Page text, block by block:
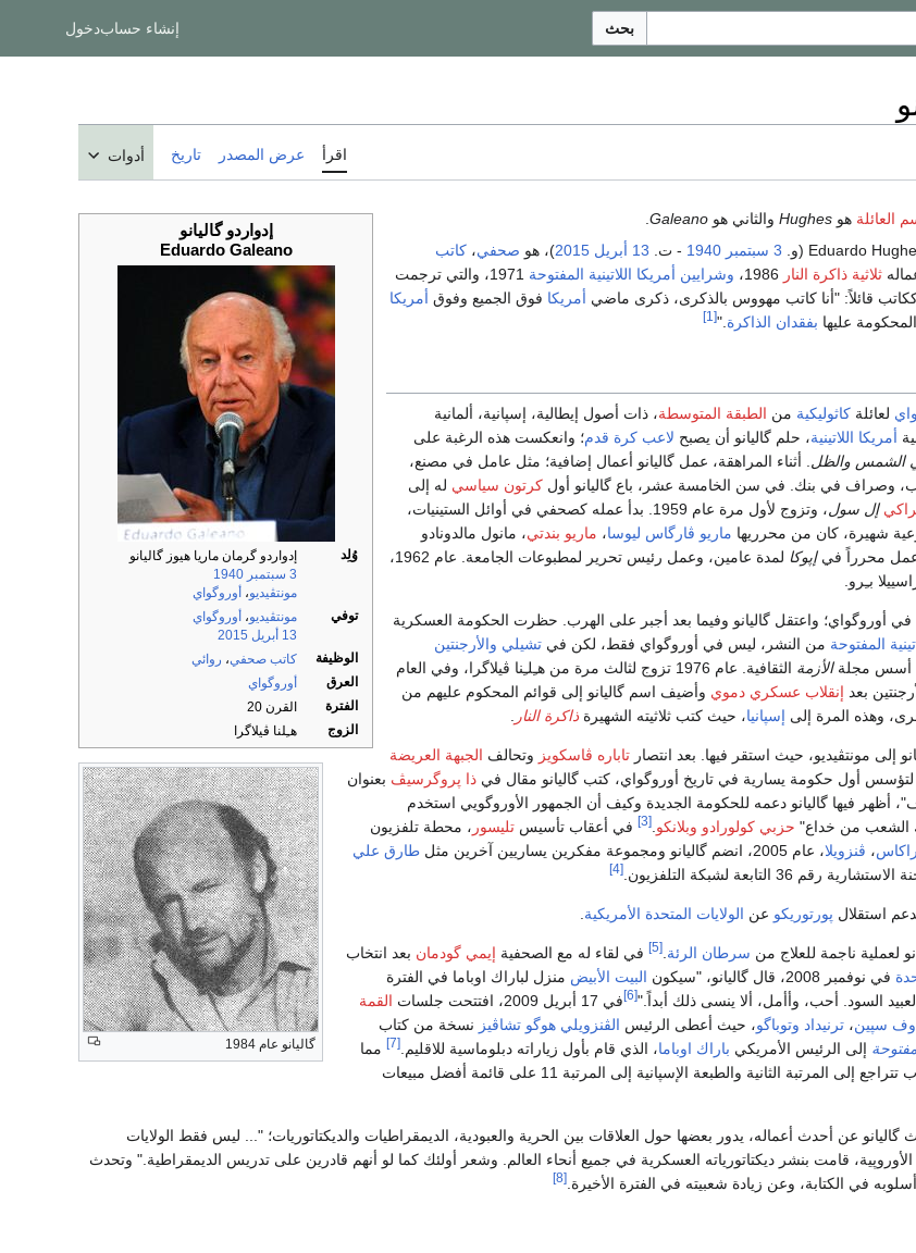
بحث إنشاء حسابدخول
اقرأ عرض المصدر تاريخ أدوات
إدواردو گاليانو
Eduardo Galeano
وُلِد
إدواردو گرمان ماريا هيوز گاليانو
3 سبتمبر
1940
مونتڤيديو، أوروگواي
توفي
مونتڤيديو، أوروگواي
13 أبريل
2015
الوظيفة
كاتب صحفي، روائي
العرق
أوروگواي
الفترة
القرن 20
الزوج
هـِلنا ڤيلاگرا
العائلة هو Hughes والثاني هو Galeano
3 سبتمبر 1940 - ت. 13 أبريل 2015)، هو صحفي، كاتب
ثلاثية ذاكرة النار وشرايين أمريكا اللاتينية المفتوحة
1971، والتي ترجمت
أمريكا فوق الجميع وفوق أمريكا
عليها بفقدان الذاكرة ."
[1]
لعائلة كاثوليكية من الطبقة المتوسطة، ذات أصول إيطالية، إسپانية، ألمانية
أمريكا اللاتينية، حلم گاليانو أن يصبح لاعب كرة قدم؛ وانعكست هذه الرغبة على
الشمس والظل. أثناء المراهقة، عمل گاليانو أعمال إضافية؛ مثل عامل في مصنع،
وصراف في بنك. في سن الخامسة عشر، باع گاليانو أول كرتون سياسي له إلى
إل سول
، وتزوج لأول مرة عام 1959. بدأ عمله كصحفي في أوائل الستينيات،
شهيرة، كان من محرريها ماريو ڤارگاس ليوسا، ماريو بندتي، مانول مالدونادو
محرراً فيإپوكا
لمدة عامين، وعمل رئيس تحرير لمطبوعات الجامعة. عام 1962،
بـِرو.
في أوروگواي؛ واعتقل گاليانو وفيما بعد أجبر على الهرب. حظرت الحكومة العسكرية
المفتوحة من النشر، ليس في أوروگواي فقط، لكن في تشيلي والأرجنتين
أسس مجلةالأزمة
الثقافية. عام 1976 تزوج لثالث مرة من هـِلـِنا ڤيلاگرا، وفي العام
بعد إنقلاب عسكري دموي وأضيف اسم گاليانو إلى قوائم المحكوم عليهم من
وهذه المرة إلى إسپانيا، حيث كتب ثلاثيته الشهيرة ذاكرة النار .
گاليانو عام 1984
تاباره ڤاسكويز وتحالف الجبهة العريضة
لتؤسس أول حكومة يسارية في تاريخ أوروگواي، كتب گاليانو مقال في ذا پروگرسيڤ بعنوان
فيها گاليانو دعمه للحكومة الجديدة وكيف أن الجمهور الأوروگويي استخدم
الشعب من خداع" حزبي كولورادو وبلانكو.
[3] في أعقاب تأسيس تليسور ، محطة تلفزيون
، ڤنزويلا، عام 2005، انضم گاليانو ومجموعة مفكرين يساريين آخرين مثل
طارق علي
رقم 36 التابعة لشبكة التلفزيون. [4]
پورتوريكو عن الولايات المتحدة الأمريكية.
سرطان الرئة.
[5] في لقاء له مع الصحفية إيمي گودمان بعد انتخاب
في نوفمبر 2008، قال گاليانو، "سيكون البيت الأبيض منزل لباراك اوباما في الفترة
السود. أحب، وأأمل، ألا ينسى ذلك أبداً."[6] في 17 أبريل 2009، افتتحت جلسات
القمة
سپين، ترنيداد وتوباگو، حيث أعطى الرئيس الڤنزويلي هوگو تشاڤيز نسخة من كتاب
إلى الرئيس الأمريكي باراك اوباما، الذي قام بأول زياراته دبلوماسية للاقليم.[7]
مما
المرتبة الثانية والطبعة الإسپانية إلى المرتبة 11 على قائمة أفضل مبيعات
له في مايو 2009، تحدث گاليانو عن أحدث أعماله، يدور بعضها حول العلاقات بين الحرية والعبودية، الديمقراطيات والديكتاتوريات؛ "... ليس فقط الولايات
قامت بنشر ديكتاتورياته العسكرية في جميع أنحاء العالم. وشعر أولئك كما لو أنهم قادرين على تدريس الديمقراطية." وتحدث
في الكتابة، وعن زيادة شعبيته في الفترة الأخيرة.[8]